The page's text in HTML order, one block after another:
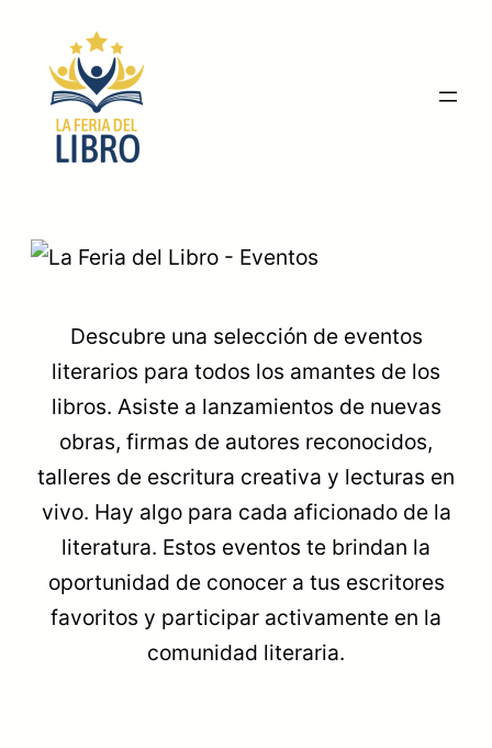
contenido
Descubre una selección de eventos
literarios para todos los amantes de los
libros. Asiste a lanzamientos de nuevas
obras, firmas de autores reconocidos,
talleres de escritura creativa y lecturas en
vivo. Hay algo para cada aficionado de la
literatura. Estos eventos te brindan la
oportunidad de conocer a tus escritores
favoritos y participar activamente en la
comunidad literaria.